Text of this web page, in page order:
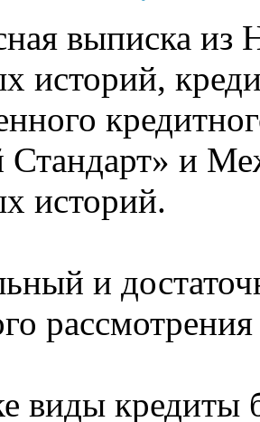
выписка из
историй,
Стандарт» и
историй.
и
виды кредиты